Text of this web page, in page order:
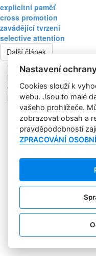
explicitní paměť
cross promotion
zavádějící tvrzení
selective attention
Další článek
Copyright © 2004-2020
podmínek. ISSN 1803-957X
Jakékoliv publikování,
písemného souhlasu
Nastavení
Cookies slouží k
webu. Jsou to malé
vašeho prohlížeče.
zobrazovat obsah a
pravděpodobností
ZPRACOVÁNÍ